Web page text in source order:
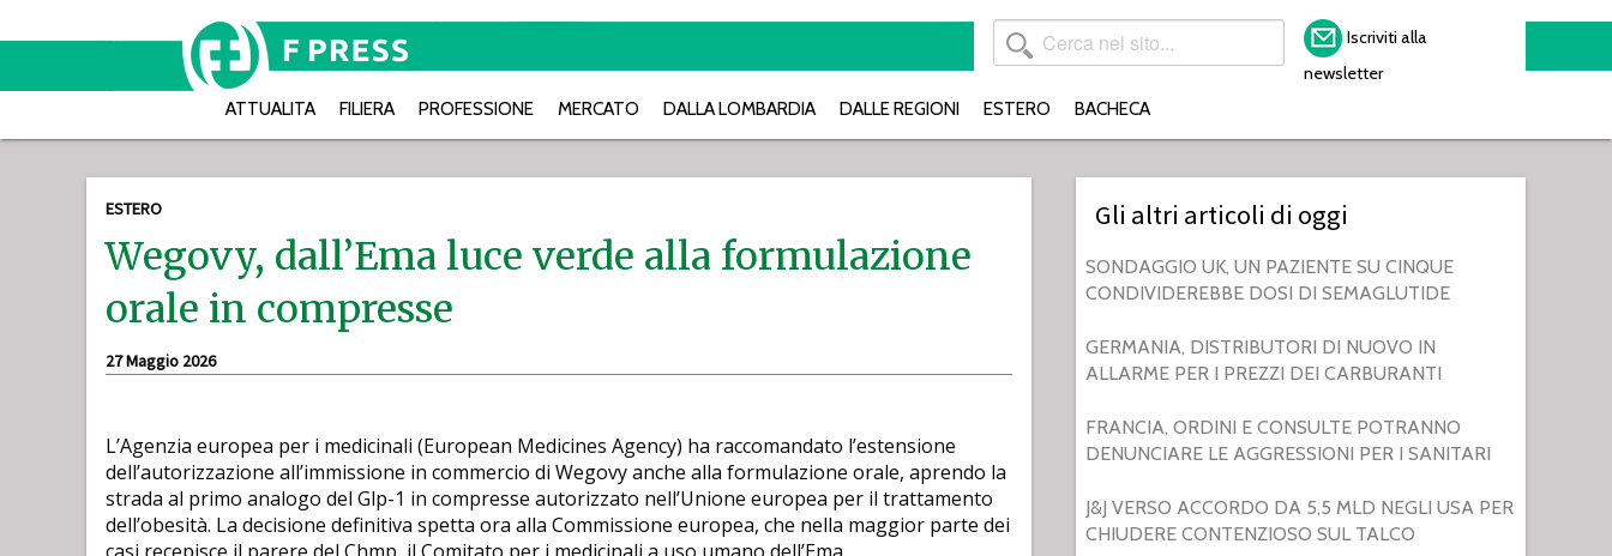
Iscriviti alla
newsletter
ATTUALITA FILIERA PROFESSIONE MERCATO DALLA LOMBARDIA DALLE REGIONI ESTERO BACHECA
ESTERO
Wegovy, dall’Ema luce verde alla formulazione
orale in compresse
27 Maggio 2026
L’Agenzia europea per i medicinali (European Medicines Agency) ha raccomandato l’estensione
dell’autorizzazione all’immissione in commercio di Wegovy anche alla formulazione orale, aprendo la
strada al primo analogo del Glp-1 in compresse autorizzato nell’Unione europea per il trattamento
dell’obesità. La decisione definitiva spetta ora alla Commissione europea, che nella maggior parte dei
Gli altri articoli di oggi
SONDAGGIO UK, UN PAZIENTE SU CINQUE
CONDIVIDEREBBE DOSI DI SEMAGLUTIDE
GERMANIA, DISTRIBUTORI DI NUOVO IN
ALLARME PER I PREZZI DEI CARBURANTI
FRANCIA, ORDINI E CONSULTE POTRANNO
DENUNCIARE LE AGGRESSIONI PER I SANITARI
J&J VERSO ACCORDO DA 5,5 MLD NEGLI USA PER
CHIUDERE CONTENZIOSO SUL TALCO